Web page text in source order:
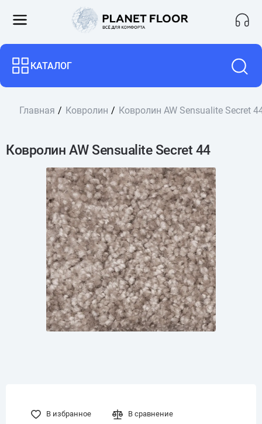
КАТАЛОГ
Главная Ковролин Ковролин AW Sensualite Secret
Ковролин AW Sensualite Secret 44
В избранное В сравнение